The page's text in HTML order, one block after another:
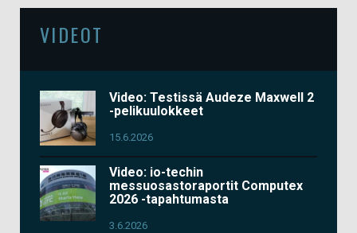
VIDEOT
Video: Testissä Audeze Maxwell 2
-pelikuulokkeet
15.6.2026
Video: io-techin
messuosastoraportit Computex
2026 -tapahtumasta
3.6.2026